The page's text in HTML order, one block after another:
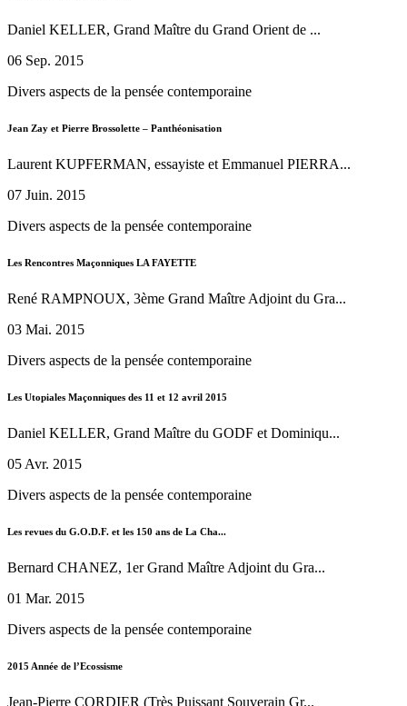
Daniel KELLER, Grand Maître du Grand Orient de ...
06 Sep. 2015
Divers aspects de la pensée contemporaine
Jean Zay et Pierre Brossolette – Panthéonisation
Laurent KUPFERMAN, essayiste et Emmanuel PIERRA...
07 Juin. 2015
Divers aspects de la pensée contemporaine
Les Rencontres Maçonniques LA FAYETTE
René RAMPNOUX, 3ème Grand Maître Adjoint du Gra...
03 Mai. 2015
Divers aspects de la pensée contemporaine
Les Utopiales Maçonniques des 11 et 12 avril 2015
Daniel KELLER, Grand Maître du GODF et Dominiqu...
05 Avr. 2015
Divers aspects de la pensée contemporaine
Les revues du G.O.D.F. et les 150 ans de La Cha...
Bernard CHANEZ, 1er Grand Maître Adjoint du Gra...
01 Mar. 2015
Divers aspects de la pensée contemporaine
2015 Année de l’Ecossisme
Jean-Pierre CORDIER (Très Puissant Souverain Gr...